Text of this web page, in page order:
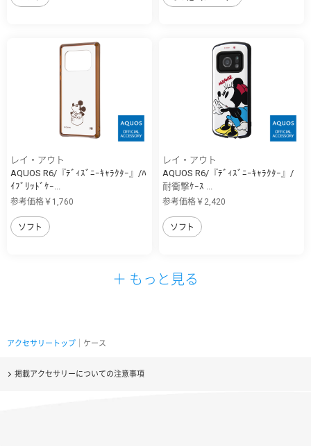
レイ・アウト
AQUOS R6/『ﾃﾞｨｽﾞﾆｰｷｬﾗｸﾀｰ』/ﾊ
ｲﾌﾞﾘｯﾄﾞｹｰ...
参考価格￥1,760
ソフト
レイ・アウト
AQUOS R6/『ﾃﾞｨｽﾞﾆｰｷｬﾗｸﾀｰ』/
耐衝撃ｹｰｽ ...
参考価格￥2,420
ソフト
＋ もっと見る
アクセサリートップ ｜ケース
掲載アクセサリーについての注意事項